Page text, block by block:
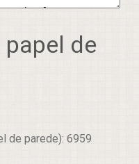
de
de parede): 6959